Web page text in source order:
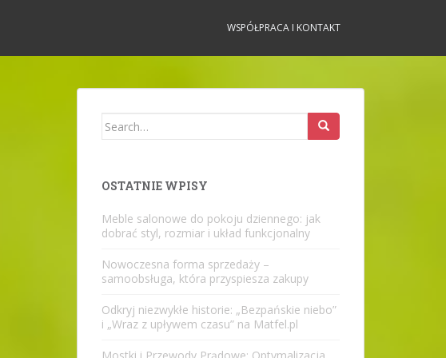
WSPÓŁPRACA I KONTAKT
Search
OSTATNIE WPISY
Meble salonowe do pokoju dziennego: jak
dobrać styl, rozmiar i układ funkcjonalny
Nowoczesna forma sprzedaży –
samoobsługa, która przyspiesza zakupy
Odkryj niezwykłe historie: „Bezpańskie niebo”
i „Wraz z upływem czasu” na Matfel.pl